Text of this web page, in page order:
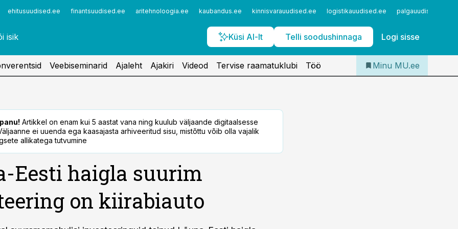
ehitusuudised.ee finantsuudised.ee aritehnoloogia.ee kaubandus.ee kinnisvarauudised.ee logistikauudised.ee palgauudised.ee
Küsi AI-lt Telli soodushinnaga Logi sisse
Iseteenindus
Telli Meditsiiniuudised
Veebiseminarid Ajaleht Ajakiri Videod Tervise raamatuklubi Töö Minu MU.ee
Artikkel on enam kui 5 aastat vana ning kuulub väljaande digitaalsesse
ei uuenda ega kaasajasta arhiveeritud sisu, mistõttu võib olla vajalik
allikatega tutvumine
Eesti haigla suurim
on kiirabiauto